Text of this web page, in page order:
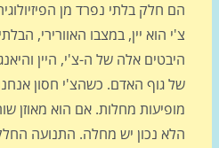
חלק בלתי נפרד מן הפיזיולוגיה של
הוא יין, במצבו האוורירי, הבלתי דחוס,
אלה של ה-צ'י, היין והיאנג, הם
גוף האדם. כשהצ'י חסון אנחנו
מחלות. אם הוא מאוזן שורר שקט,
נכון יש מחלה. התנועה החלקה